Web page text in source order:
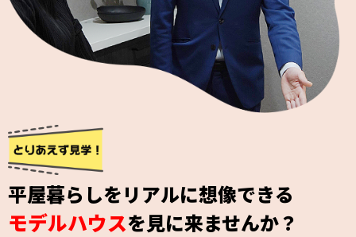
平屋暮らしをリアルに想像できる
モデルハウスを見に来ませんか？